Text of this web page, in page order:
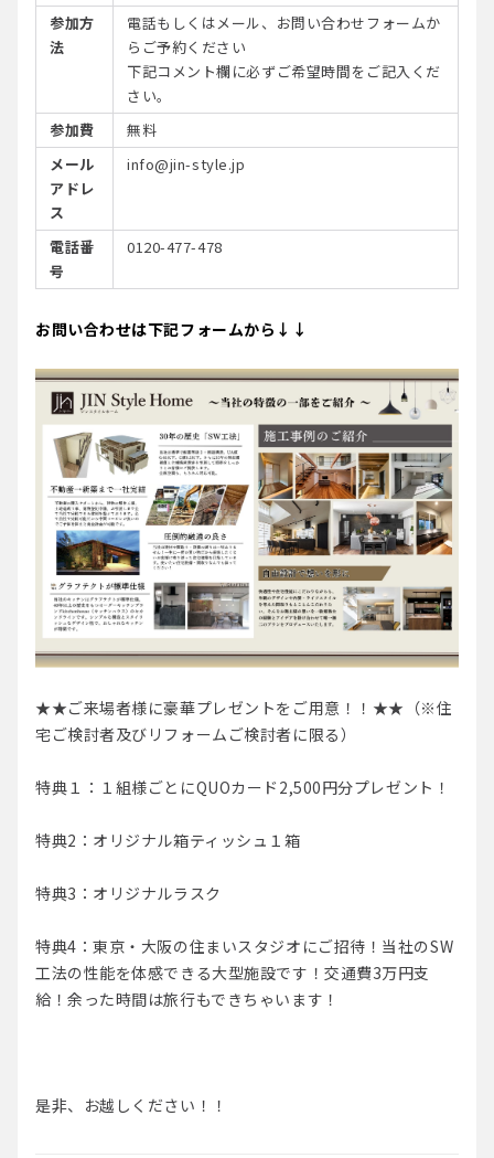
参加方
法
電話もしくはメール、お問い合わせフォームか
らご予約ください
下記コメント欄に必ずご希望時間をご記入くだ
さい。
参加費
無料
メール
アドレ
ス
info@jin-style.jp
電話番
号
0120-477-478
お問い合わせは下記フォームから↓↓
★★ご来場者様に豪華プレゼントをご用意！！★★（※住
宅ご検討者及びリフォームご検討者に限る）
特典１：１組様ごとにQUOカード2,500円分プレゼント！
特典2：オリジナル箱ティッシュ１箱
特典3：オリジナルラスク
特典4：東京・大阪の住まいスタジオにご招待！当社のSW
工法の性能を体感できる大型施設です！交通費3万円支
給！余った時間は旅行もできちゃいます！
是非、お越しください！！